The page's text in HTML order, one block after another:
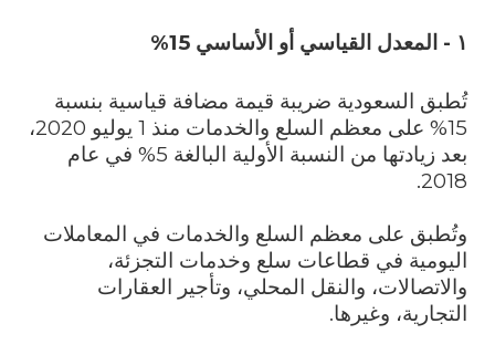
١ - المعدل القياسي أو الأساسي 15%
تُطبق السعودية ضريبة قيمة مضافة قياسية بنسبة
15% على معظم السلع والخدمات منذ 1 يوليو 2020،
بعد زيادتها من النسبة الأولية البالغة 5% في عام
2018.
وتُطبق على معظم السلع والخدمات في المعاملات
اليومية في قطاعات سلع وخدمات التجزئة،
والاتصالات، والنقل المحلي، وتأجير العقارات
التجارية، وغيرها.